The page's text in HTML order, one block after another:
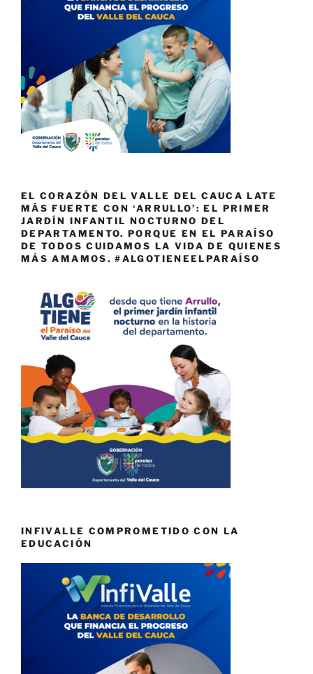
EL CORAZÓN DEL VALLE DEL CAUCA LATE
MÁS FUERTE CON ‘ARRULLO’: EL PRIMER
JARDÍN INFANTIL NOCTURNO DEL
DEPARTAMENTO. PORQUE EN EL PARAÍSO
DE TODOS CUIDAMOS LA VIDA DE QUIENES
MÁS AMAMOS. #ALGOTIENEELPARAÍSO
INFIVALLE COMPROMETIDO CON LA
EDUCACIÓN